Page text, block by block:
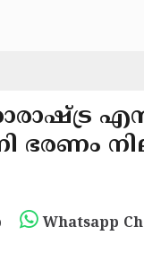
Whatsapp